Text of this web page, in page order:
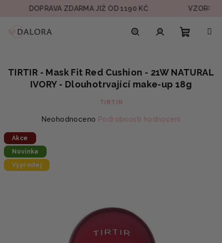
DOPRAVA ZDARMA JIŽ OD 1190 KČ VZOREK V
košík
TIRTIR - Mask Fit Red Cushion - 21W NATURAL
IVORY - Dlouhotrvající make-up 18g
TIRTIR
Průměrné
je
0,0
z
Neohodnoceno Podrobnosti hodnocení
Akce
Novinka
Výprodej